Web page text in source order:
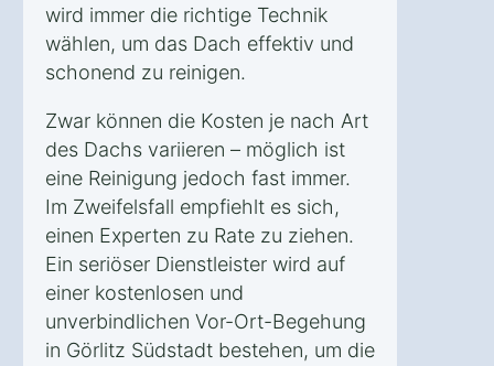
wird immer die richtige Technik
wählen, um das Dach effektiv und
schonend zu reinigen.
Zwar können die Kosten je nach Art
des Dachs variieren – möglich ist
eine Reinigung jedoch fast immer.
Im Zweifelsfall empfiehlt es sich,
einen Experten zu Rate zu ziehen.
Ein seriöser Dienstleister wird auf
einer kostenlosen und
unverbindlichen Vor-Ort-Begehung
in Görlitz Südstadt bestehen, um die